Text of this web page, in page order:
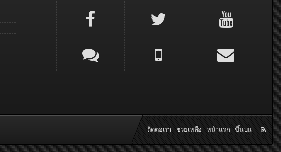
ติดต่อเรา ช่วยเหลือ หน้าแรก ขึ้นบน